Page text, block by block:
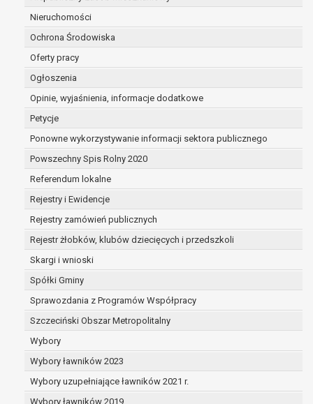
Nieruchomości
Ochrona Środowiska
Oferty pracy
Ogłoszenia
Opinie, wyjaśnienia, informacje dodatkowe
Petycje
Ponowne wykorzystywanie informacji sektora publicznego
Powszechny Spis Rolny 2020
Referendum lokalne
Rejestry i Ewidencje
Rejestry zamówień publicznych
Rejestr żłobków, klubów dziecięcych i przedszkoli
Skargi i wnioski
Spółki Gminy
Sprawozdania z Programów Współpracy
Szczeciński Obszar Metropolitalny
Wybory
Wybory ławników 2023
Wybory uzupełniające ławników 2021 r.
Wybory ławników 2019
prawo dostępu do treści danych oraz
otrzymywania ich kopii na podstawie art. 15
RODO;
podstawie art. 16 RODO,
dane są nieprawidłowe lub
prawo do żądania usunięcia danych
osobowych (tzw. prawo do bycia
zapomnianym) na podstawie art. 17 RODO,
w przypadku gdy:
dane nie są już niezbędne do celów,
dla których były zebrane lub w inny
sposób przetwarzane,
osoba, której dane dotyczą, wniosła
sprzeciw wobec przetwarzania
danych osobowych,
zgodę na przetwarzanie danych
osobowych, która jest podstawą
przetwarzania danych i nie ma innej
danych,
dane osobowe przetwarzane są
niezgodnie z prawem,